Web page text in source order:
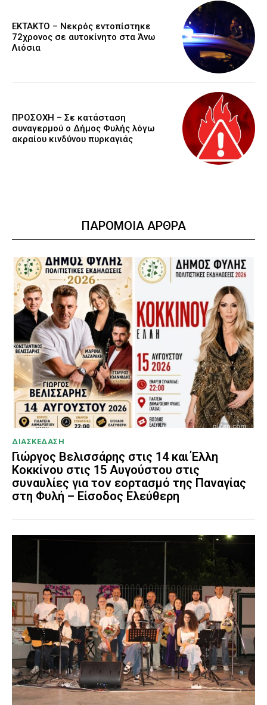
EKTAKTO – Νεκρός εντοπίστηκε
72χρονος σε αυτοκίνητο στα Άνω
Λιόσια
ΠΡΟΣΟΧΗ – Σε κατάσταση
συναγερμού ο Δήμος Φυλής λόγω
ακραίου κινδύνου πυρκαγιάς
ΠΑΡΟΜΟΙΑ ΑΡΘΡΑ
ΔΙΑΣΚΕΔΑΣΗ
Γιώργος Βελισσάρης στις 14 και Έλλη
Κοκκίνου στις 15 Αυγούστου στις
συναυλίες για τον εορτασμό της Παναγίας
στη Φυλή – Είσοδος Ελεύθερη